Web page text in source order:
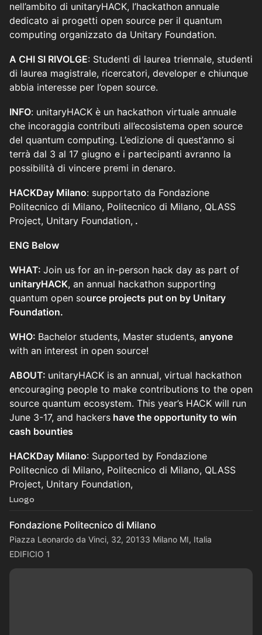
nell’ambito di unitaryHACK, l’hackathon annuale
dedicato ai progetti open source per il quantum
computing organizzato da Unitary Foundation.
A CHI SI RIVOLGE: Studenti di laurea triennale, studenti
di laurea magistrale, ricercatori, developer e chiunque
abbia interesse per l’open source.
INFO: unitaryHACK è un hackathon virtuale annuale
che incoraggia contributi all’ecosistema open source
del quantum computing. L’edizione di quest’anno si
terrà dal 3 al 17 giugno e i partecipanti avranno la
possibilità di vincere premi in denaro.
HACKDay Milano: supportato da Fondazione
Politecnico di Milano, Politecnico di Milano, QLASS
Project, Unitary Foundation, .
ENG Below
WHAT: Join us for an in-person hack day as part of
unitaryHACK, an annual hackathon supporting
quantum open source projects put on by Unitary
Foundation.
WHO: Bachelor students, Master students, anyone
with an interest in open source!
ABOUT: unitaryHACK is an annual, virtual hackathon
encouraging people to make contributions to the open
source quantum ecosystem. This year’s HACK will run
June 3-17, and hackers have the opportunity to win
cash bounties
HACKDay Milano: Supported by Fondazione
Politecnico di Milano, Politecnico di Milano, QLASS
Project, Unitary Foundation,
Luogo
Fondazione Politecnico di Milano
Piazza Leonardo da Vinci, 32, 20133 Milano MI, Italia
EDIFICIO 1